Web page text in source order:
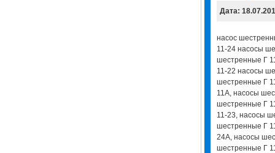
Дата:
насос
11-24 насосы
шестренные Г
11-22 насосы
шестренные Г
11А, насосы
шестренные Г
11-23, насосы
шестренные Г
24А, насосы
шестренные Г